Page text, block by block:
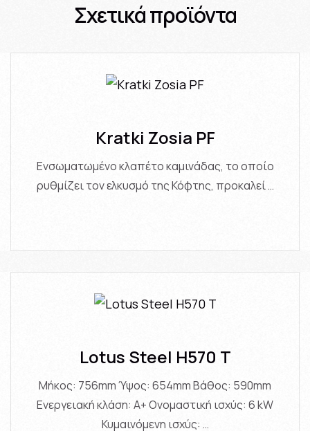
Σχετικά προϊόντα
Kratki Zosia PF
Ενσωματωμένο κλαπέτο καμινάδας, το οποίο
ρυθμίζει τον ελκυσμό της Κόφτης, προκαλεί …
Lotus Steel H570 T
Μήκος: 756mm Ύψος: 654mm Βάθος: 590mm
Ενεργειακή κλάση: A+ Ονομαστική ισχύς: 6 kW
Κυμαινόμενη ισχύς: …